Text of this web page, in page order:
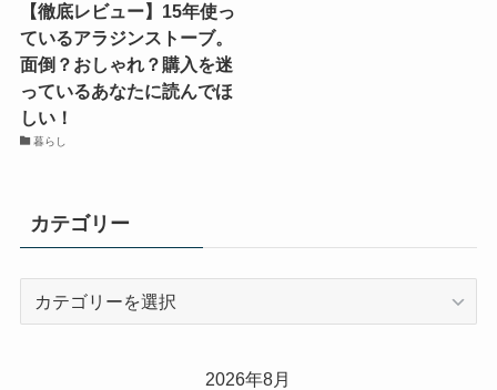
【徹底レビュー】15年使っ
ているアラジンストーブ。
面倒？おしゃれ？購入を迷
っているあなたに読んでほ
しい！
暮らし
カテゴリー
2026年8月